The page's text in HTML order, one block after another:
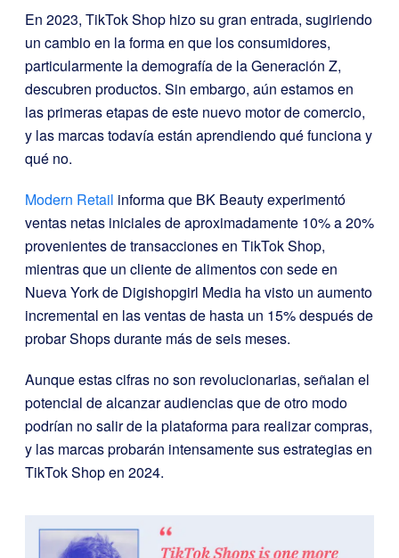
En 2023, TikTok Shop hizo su gran entrada, sugiriendo
un cambio en la forma en que los consumidores,
particularmente la demografía de la Generación Z,
descubren productos. Sin embargo, aún estamos en
las primeras etapas de este nuevo motor de comercio,
y las marcas todavía están aprendiendo qué funciona y
qué no.
Modern Retail informa que BK Beauty experimentó
ventas netas iniciales de aproximadamente 10% a 20%
provenientes de transacciones en TikTok Shop,
mientras que un cliente de alimentos con sede en
Nueva York de Digishopgirl Media ha visto un aumento
incremental en las ventas de hasta un 15% después de
probar Shops durante más de seis meses.
Aunque estas cifras no son revolucionarias, señalan el
potencial de alcanzar audiencias que de otro modo
podrían no salir de la plataforma para realizar compras,
y las marcas probarán intensamente sus estrategias en
TikTok Shop en 2024.